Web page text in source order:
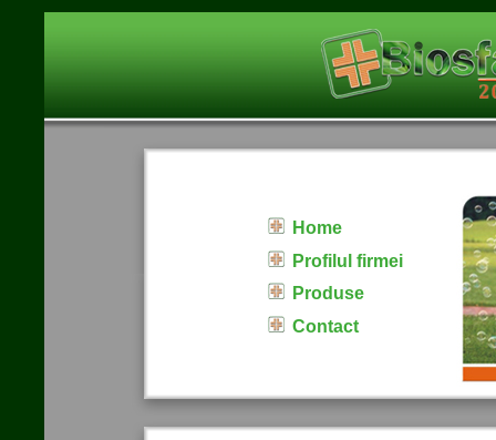
Home
Profilul firmei
Produse
Contact